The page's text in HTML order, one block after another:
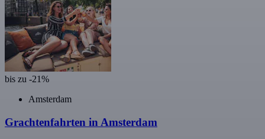
bis zu -21%
Amsterdam
Grachtenfahrten in Amsterdam